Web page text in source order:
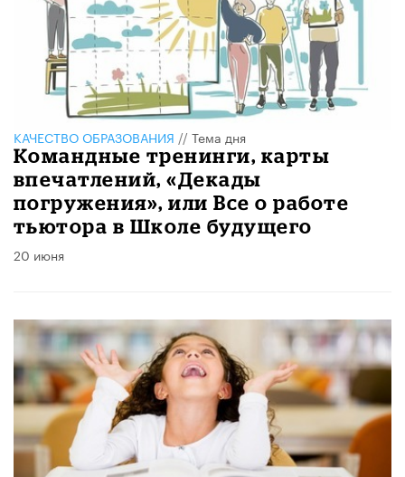
КАЧЕСТВО ОБРАЗОВАНИЯ // Тема дня
Командные тренинги, карты
впечатлений, «Декады
погружения», или Все о работе
тьютора в Школе будущего
20 июня